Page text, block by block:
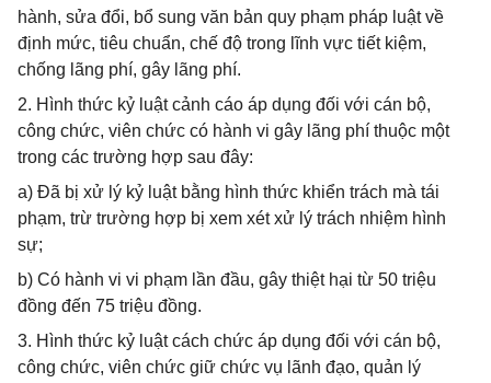
hành, sửa đổi, bổ sung văn bản quy phạm pháp luật về
định mức, tiêu chuẩn, chế độ trong lĩnh vực tiết kiệm,
chống lãng phí, gây lãng phí.
2. Hình thức kỷ luật cảnh cáo áp dụng đối với cán bộ,
công chức, viên chức có hành vi gây lãng phí thuộc một
trong các trường hợp sau đây:
a) Đã bị xử lý kỷ luật bằng hình thức khiển trách mà tái
phạm, trừ trường hợp bị xem xét xử lý trách nhiệm hình
sự;
b) Có hành vi vi phạm lần đầu, gây thiệt hại từ 50 triệu
đồng đến 75 triệu đồng.
3. Hình thức kỷ luật cách chức áp dụng đối với cán bộ,
công chức, viên chức giữ chức vụ lãnh đạo, quản lý